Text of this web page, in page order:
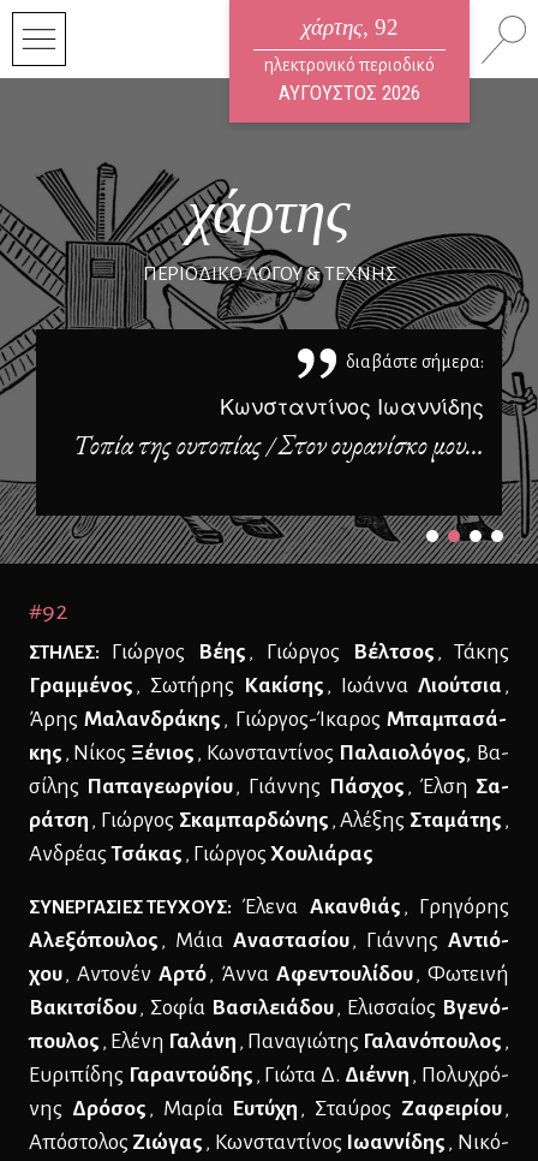
χάρτης, 92
ηλεκτρονικό περιοδικό
ΑΥΓΟΥΣΤΟΣ 2026
χάρτης
ΠΕΡΙΟΔΙΚΟ ΛΟΓΟΥ & ΤΕΧΝΗΣ
διαβάστε σήμερα:
Κωνσταντίνος Ιωαννίδης
Τοπία της ουτοπίας / Στον ουρανίσκο μου…
#92
ΣΤΗ­ΛΕΣ: Γιώρ­γος Βέ­ης , Γιώρ­γος Βέλ­τσος ,
Τά­κης
Γραμ­μέ­νος , Σω­τή­ρης Κα­κί­σης , Ιω­άν­ναΛιού­τσια ,
ΆρηςΜα­λαν­δρά­κης , Γιώρ­γος-Ίκα­ρος Μπα­μπα­σά­
κης , Νί­κος Ξέ­νιος , Κων­στα­ντί­νος Πα­λαιο­λό­γος, Βα­
σί­λης Πα­πα­γε­ωρ­γί­ου, Γιάν­νης Πά­σχος , Έλ­ση Σα­
ρά­τση , Γιώρ­γος Σκα­μπαρ­δώ­νης , Αλέ­ξης Στα­μά­της ,
Αν­δρέ­ας Τσά­κας , Γιώρ­γος Χου­λιά­ρας
ΣΥ­ΝΕΡ­ΓΑ­ΣΙΕΣ ΤΕΥ­ΧΟΥΣ: Έλε­να Ακαν­θιάς ,
Γρη­γό­ρης
Αλε­ξό­που­λος , Μάια Ανα­στα­σί­ου, Γιάν­νηςΑντιό­
χου , Αντο­νέν Αρ­τό, Άν­ναΑφε­ντου­λί­δου, Φω­τει­νή
Βα­κι­τσί­δου , Σο­φία Βα­σι­λειά­δου, Ελισ­σαί­ος Βγε­νό­
που­λος , Ελέ­νη Γα­λά­νη , Πα­να­γιώ­της Γα­λα­νό­που­λος ,
Ευ­ρι­πί­δης Γα­ρα­ντού­δης , Γιώ­τα Δ. Διέν­νη , Πο­λυ­χρό­
νης Δρό­σος , Μα­ρία Ευ­τύ­χη , Σταύ­ρος Ζα­φει­ρί­ου,
Από­στο­λος Ζιώ­γας , Κων­στα­ντί­νος Ιω­αν­νί­δης , Νι­κό­